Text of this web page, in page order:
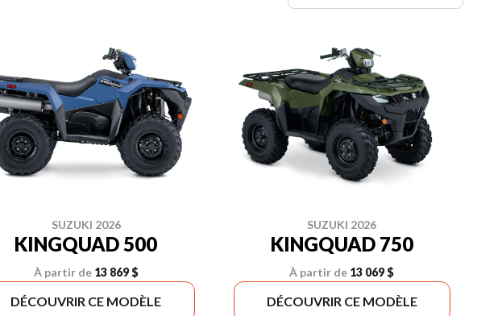
SUZUKI 2026
KINGQUAD 500
À partir de 13 869 $
DÉCOUVRIR CE MODÈLE
SUZUKI 2026
KINGQUAD 750
À partir de 13 069 $
DÉCOUVRIR CE MODÈLE